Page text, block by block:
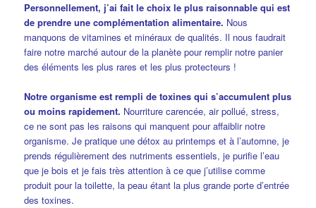
Personnellement, j’ai fait le choix le plus raisonnable qui est
de prendre une complémentation alimentaire. Nous
manquons de vitamines et minéraux de qualités. Il nous faudrait
faire notre marché autour de la planète pour remplir notre panier
des éléments les plus rares et les plus protecteurs !
Notre organisme est rempli de toxines qui s’accumulent plus
ou moins rapidement. Nourriture carencée, air pollué, stress,
ce ne sont pas les raisons qui manquent pour affaiblir notre
organisme. Je pratique une détox au printemps et à l’automne, je
prends régulièrement des nutriments essentiels, je purifie l’eau
que je bois et je fais très attention à ce que j’utilise comme
produit pour la toilette, la peau étant la plus grande porte d’entrée
des toxines.